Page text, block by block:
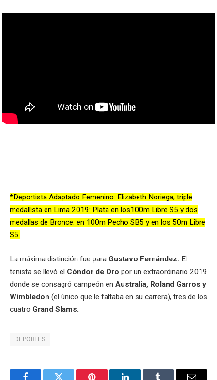
*Deportista Adaptado Femenino: Elizabeth Noriega, triple
medallista en Lima 2019: Plata en los100m Libre S5 y dos
medallas de Bronce: en 100m Pecho SB5 y en los 50m Libre
S5.
La máxima distinción fue para Gustavo Fernández. El
tenista se llevó el Cóndor de Oro por un extraordinario 2019
donde se consagró campeón en Australia, Roland Garros y
Wimbledon (el único que le faltaba en su carrera), tres de los
cuatro Grand Slams.
DEPORTES